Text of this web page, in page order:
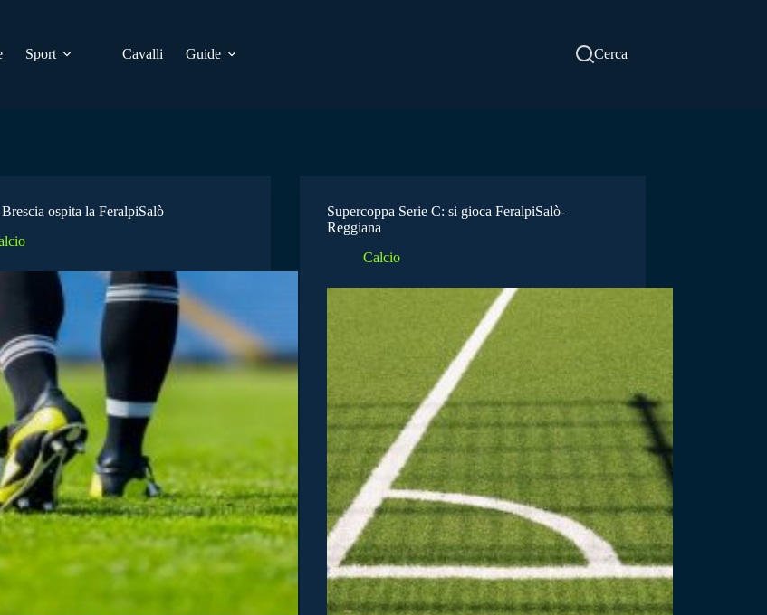
Sport Cavalli Guide Cerca
ospita la FeralpiSalò
Supercoppa Serie C: si gioca FeralpiSalò-
Reggiana
Calcio